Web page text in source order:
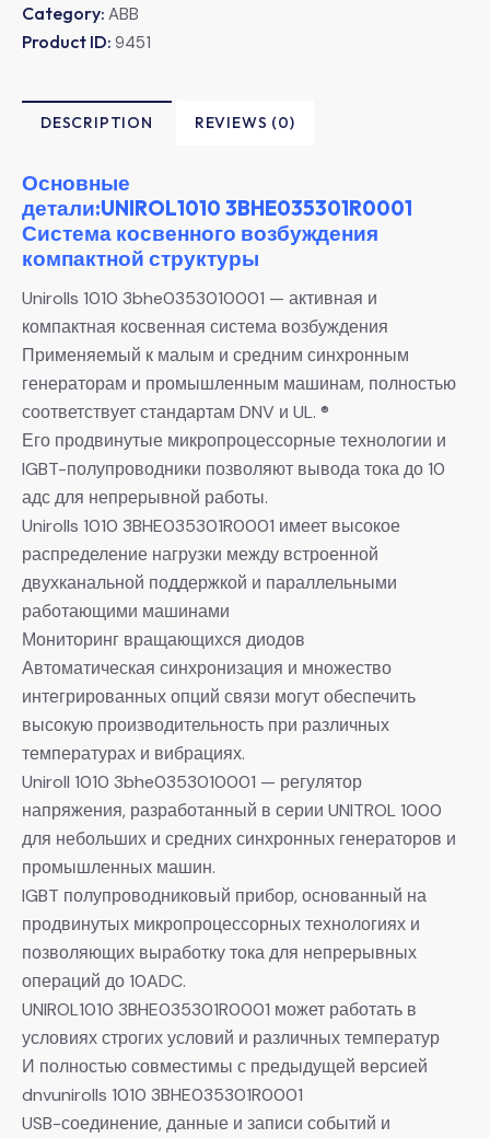
Category: ABB
Product ID: 9451
DESCRIPTION REVIEWS (0)
Основные
детали:UNIROL1010 3BHE035301R0001
Система косвенного возбуждения
компактной структуры
Unirolls 1010 3bhe0353010001 — активная и
компактная косвенная система возбуждения
Применяемый к малым и средним синхронным
генераторам и промышленным машинам, полностью
соответствует стандартам DNV и UL. ®
Его продвинутые микропроцессорные технологии и
IGBT-полупроводники позволяют вывода тока до 10
адс для непрерывной работы.
Unirolls 1010 3BHE035301R0001 имеет высокое
распределение нагрузки между встроенной
двухканальной поддержкой и параллельными
работающими машинами
Мониторинг вращающихся диодов
Автоматическая синхронизация и множество
интегрированных опций связи могут обеспечить
высокую производительность при различных
температурах и вибрациях.
Uniroll 1010 3bhe0353010001 — регулятор
напряжения, разработанный в серии UNITROL 1000
для небольших и средних синхронных генераторов и
промышленных машин.
IGBT полупроводниковый прибор, основанный на
продвинутых микропроцессорных технологиях и
позволяющих выработку тока для непрерывных
операций до 10ADC.
UNIROL1010 3BHE035301R0001 может работать в
условиях строгих условий и различных температур
И полностью совместимы с предыдущей версией
dnvunirolls 1010 3BHE035301R0001
USB-соединение, данные и записи событий и